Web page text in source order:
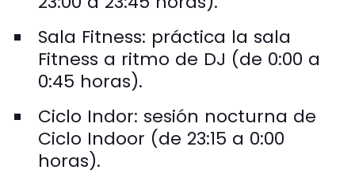
Sala Fitness: práctica la sala
Fitness a ritmo de DJ (de 0:00 a
0:45 horas).
Ciclo Indor: sesión nocturna de
Ciclo Indoor (de 23:15 a 0:00
horas).